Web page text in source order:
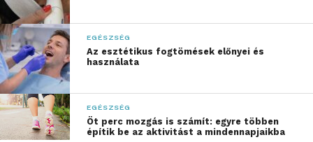
léptékben nagyon új
jelenség.
Idegrendszerünk,
hormonrendszerünk még
mindig ahhoz a világhoz
alkalmazkodik, ahol a tél
EGÉSZSÉG
Az esztétikus fogtömések előnyei és
használata
EGÉSZSÉG
Öt perc mozgás is számít: egyre többen
építik be az aktivitást a mindennapjaikba